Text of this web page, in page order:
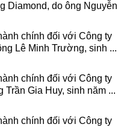
Diamond, do ông Nguyễn
chính đối với Công ty
Lê Minh Trường, sinh ...
chính đối với Công ty
Trần Gia Huy, sinh năm ...
chính đối với Công ty